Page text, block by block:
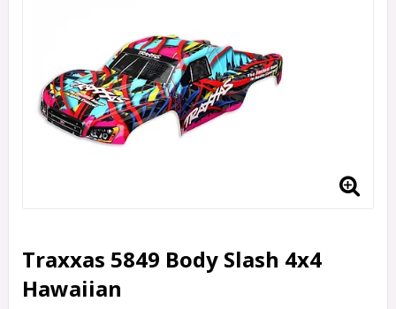
Traxxas 5849 Body Slash 4x4
Hawaiian